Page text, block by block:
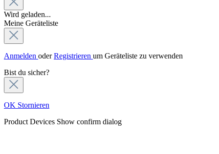
Wird geladen...
Meine Geräteliste
Anmelden oderRegistrieren um Geräteliste zu verwenden
Bist du sicher?
OK Stornieren
Product Devices Show confirm dialog